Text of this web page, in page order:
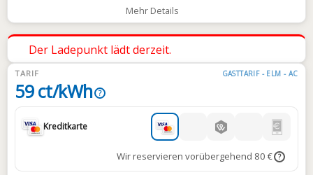
Mehr Details
Der Ladepunkt lädt derzeit.
TARIF GASTTARIF - ELM - AC
59 ct/kWh ?
Kreditkarte
Wir reservieren vorübergehend 80 € ?